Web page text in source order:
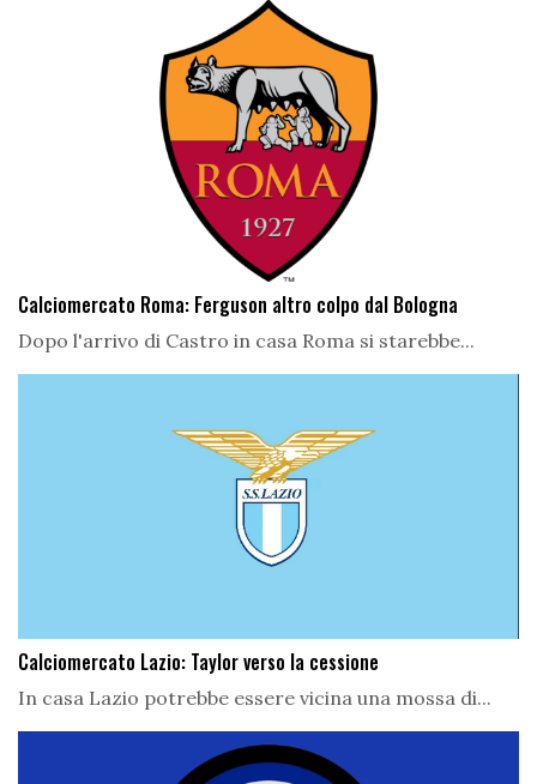
Calciomercato Roma: Ferguson altro colpo dal Bologna
Dopo l'arrivo di Castro in casa Roma si starebbe...
Calciomercato Lazio: Taylor verso la cessione
In casa Lazio potrebbe essere vicina una mossa di...